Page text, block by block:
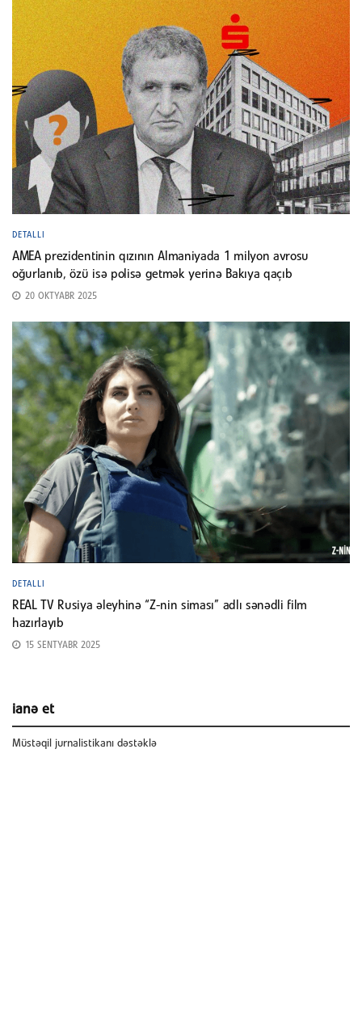
DETALLI
AMEA prezidentinin qızının Almaniyada 1 milyon avrosu
oğurlanıb, özü isə polisə getmək yerinə Bakıya qaçıb
20 OKTYABR 2025
DETALLI
REAL TV Rusiya əleyhinə “Z-nin siması” adlı sənədli film
hazırlayıb
15 SENTYABR 2025
ianə et
Müstəqil jurnalistikanı dəstəklə